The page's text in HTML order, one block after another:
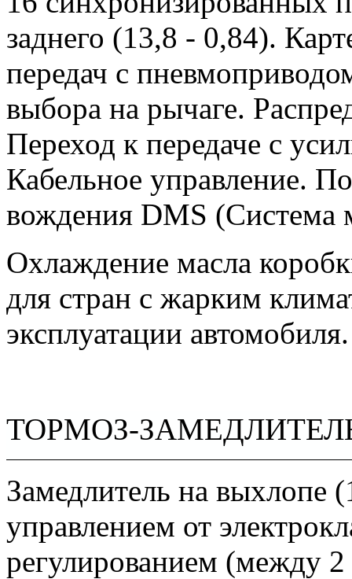
заднего (13,8 - 0,84).
передач с
выбора на рычаге.
Переход к передаче с
Кабельное управление.
вождения DMS (Система
Охлаждение масла
для стран с жарким
эксплуатации автомобиля.
ТОРМОЗ-
Замедлитель на выхлопе
управлением от
регулированием (между